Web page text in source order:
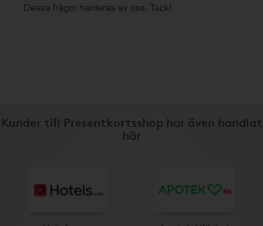
Dessa frågor hanteras av oss. Tack!
Kunder till Presentkortsshop har även handlat
här